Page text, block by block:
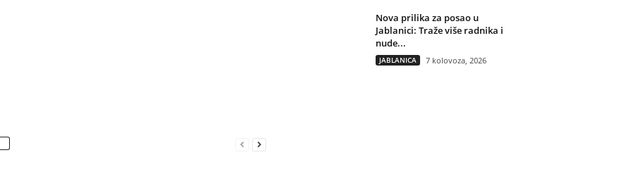
Nova prilika za posao u
Jablanici: Traže više radnika i
nude...
JABLANICA 7 kolovoza, 2026